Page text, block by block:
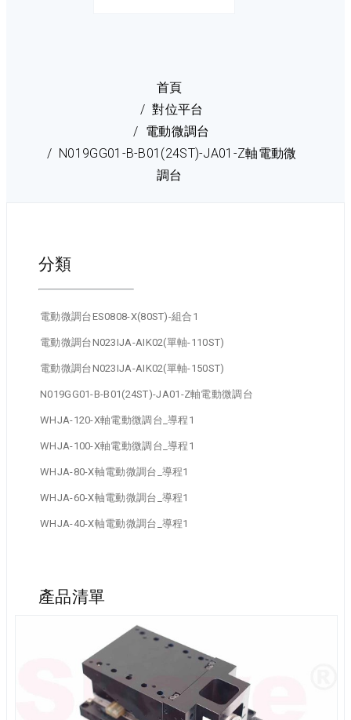
首頁
對位平台
電動微調台
N019GG01-B-B01(24ST)-JA01-Z軸電動微
調台
分類
電動微調台ES0808-X(80ST)-組合1
電動微調台N023IJA-AIK02(單軸-110ST)
電動微調台N023IJA-AIK02(單軸-150ST)
N019GG01-B-B01(24ST)-JA01-Z軸電動微調台
WHJA-120-X軸電動微調台_導程1
WHJA-100-X軸電動微調台_導程1
WHJA-80-X軸電動微調台_導程1
WHJA-60-X軸電動微調台_導程1
WHJA-40-X軸電動微調台_導程1
產品清單